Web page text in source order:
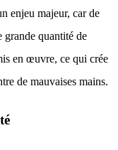
enjeu majeur, car de
grande quantité de
en œuvre, ce qui crée
de mauvaises mains.